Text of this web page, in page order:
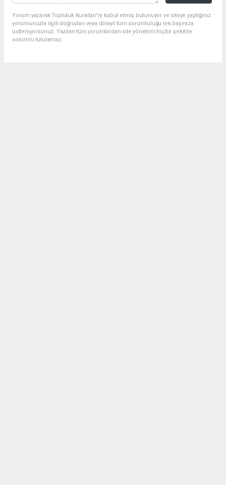
Yorum yazarak Topluluk Kuralları’nı kabul etmiş bulunuyor ve siteye yaptığınız
yorumunuzla ilgili doğrudan veya dolaylı tüm sorumluluğu tek başınıza
üstleniyorsunuz. Yazılan tüm yorumlardan site yönetimi hiçbir şekilde
sorumlu tutulamaz.